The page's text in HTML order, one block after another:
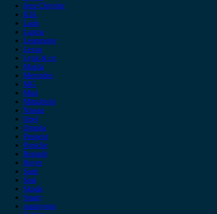
Jeep Chrysler
KIA
Lada
Lancia
Leapmotor
Lexus
Lynk & co
Mazda
Mercedes
MG
Mini
Mitsubishi
Nissan
Opel
Omoda
Peugeot
Porsche
Renault
Rover
Saab
Seat
Skoda
Smart
ssangyong